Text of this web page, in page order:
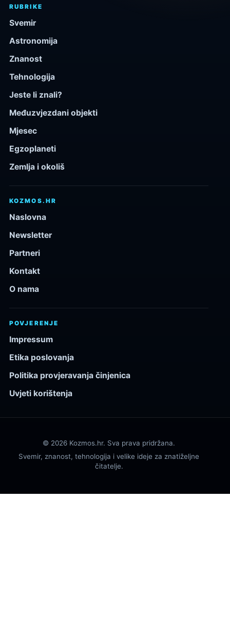
RUBRIKE
Svemir
Astronomija
Znanost
Tehnologija
Jeste li znali?
Međuzvjezdani objekti
Mjesec
Egzoplaneti
Zemlja i okoliš
KOZMOS.HR
Naslovna
Newsletter
Partneri
Kontakt
O nama
POVJERENJE
Impressum
Etika poslovanja
Politika provjeravanja činjenica
Uvjeti korištenja
© 2026 Kozmos.hr. Sva prava pridržana.
Svemir, znanost, tehnologija i velike ideje za znatiželjne
čitatelje.